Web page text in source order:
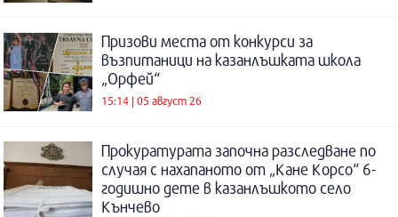
Призови места от конкурси за
възпитаници на казанлъшката школа
„Орфей“
15:14 | 05 август 26
Прокуратурата започна разследване по
случая с нахапаното от „Кане Корсо“ 6-
годишно дете в казанлъшкото село
Кънчево